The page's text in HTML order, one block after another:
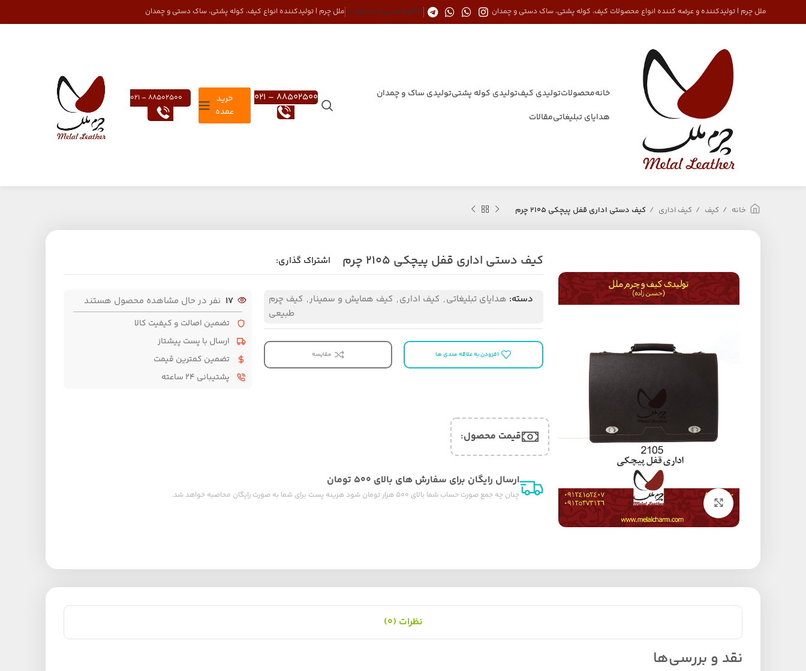
ملل چرم | تولیدکننده و عرضه کننده انواع محصولات کیف، کوله پشتی، ساک دستی و چمدان کاتالوگتماس با مادرباره ماملل چرم | تولیدکننده انواع کیف، کوله پشتی، ساک دستی و چمدان
خانهمحصولاتتولیدی کیفتولیدی کوله پشتیتولیدی ساک و چمدان
هدایای تبلیغاتیمقالات
88502500 – 021
خرید
عمده
88502500 – 021
خانه کیف کیف اداری کیف دستی اداری قفل پیچکی 2105 چرم
برای بزرگنمایی کلیک کنید
کیف دستی اداری قفل پیچکی 2105 چرم اشتراک گذاری:
دسته: هدایای تبلیغاتی, کیف اداری, کیف همایش و سمینار, کیف چرم
طبیعی
افزودن به علاقه مندی ها مقایسه
17 نفر در حال مشاهده محصول هستند
تضمین اصالت و کیفیت کالا
ارسال با پست پیشتاز
تضمین کمترین قیمت
پشتیبانی ۲۴ ساعته
قیمت محصول:​
ارسال رایگان برای سفارش های بالای ۵۰۰ تومان
چنان چه جمع صورت حساب شما بالای ۵۰۰ هزار تومان شود هزینه پست برای شما به صورت رایگان محاصبه خواهد شد.
نظرات (0)
نقد و بررسی‌ها